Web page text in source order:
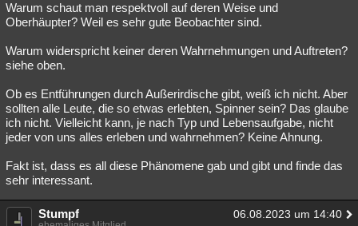
Warum schaut man respektvoll auf deren Weise und
Oberhäupter? Weil es sehr gute Beobachter sind.
Warum widerspricht keiner deren Wahrnehmungen und Auftreten?
siehe oben.
Ob es Entführungen durch Außerirdische gibt, weiß ich nicht. Aber
sollten alle Leute, die so etwas erlebten, Spinner sein? Das glaube
ich nicht. Vielleicht kann, je nach Typ und Lebensaufgabe, nicht
jeder von uns alles erleben und wahrnehmen? Keine Ahnung.
Fakt ist, dass es all diese Phänomene gab und gibt und finde das
sehr interessant.
Stumpf 06.08.2023 um 14:40